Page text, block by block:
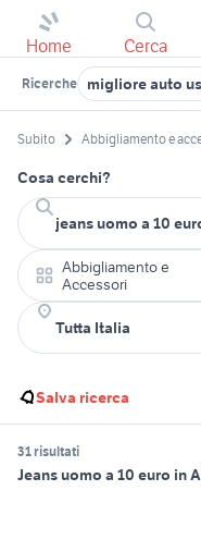
Home Cerca
Ricerche migliore auto
Subito Abbigliamento e
Cosa cerchi?
Abbigliamento e
Accessori
Salva ricerca
31 risultati
Jeans uomo a 10 euro in